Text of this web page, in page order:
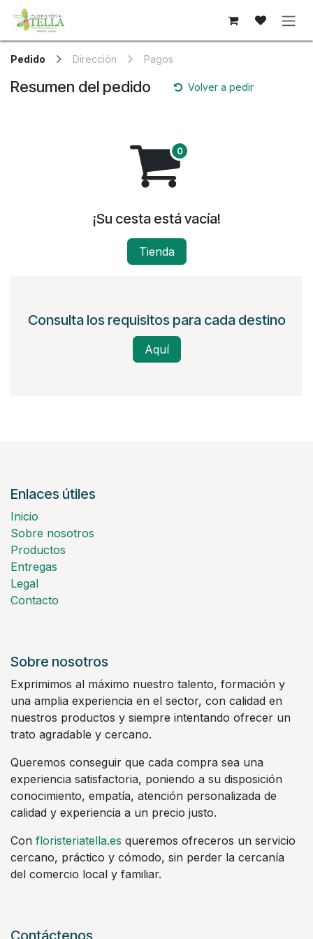
Ir al contenido
Pedido Dirección Pagos
Resumen del pedido Volver a pedir
¡Su cesta está vacía!
Tienda
Consulta los requisitos para cada destino
Aquí
Enlaces útiles
Inicio
Sobre nosotros
Productos
Entregas
Legal
Contacto
Sobre nosotros
Exprimimos al máximo nuestro talento, formación y
una amplia experiencia en el sector, con calidad en
nuestros productos y siempre intentando ofrecer un
trato agradable y cercano.
Queremos conseguir que cada compra sea una
experiencia satisfactoria, poniendo a su disposición
conocimiento, empatía, atención personalizada de
calidad y experiencia a un precio justo.
Con floristeriatella.es queremos ofreceros un servicio
cercano, práctico y cómodo, sin perder la cercanía
del comercio local y familiar.
Contáctenos